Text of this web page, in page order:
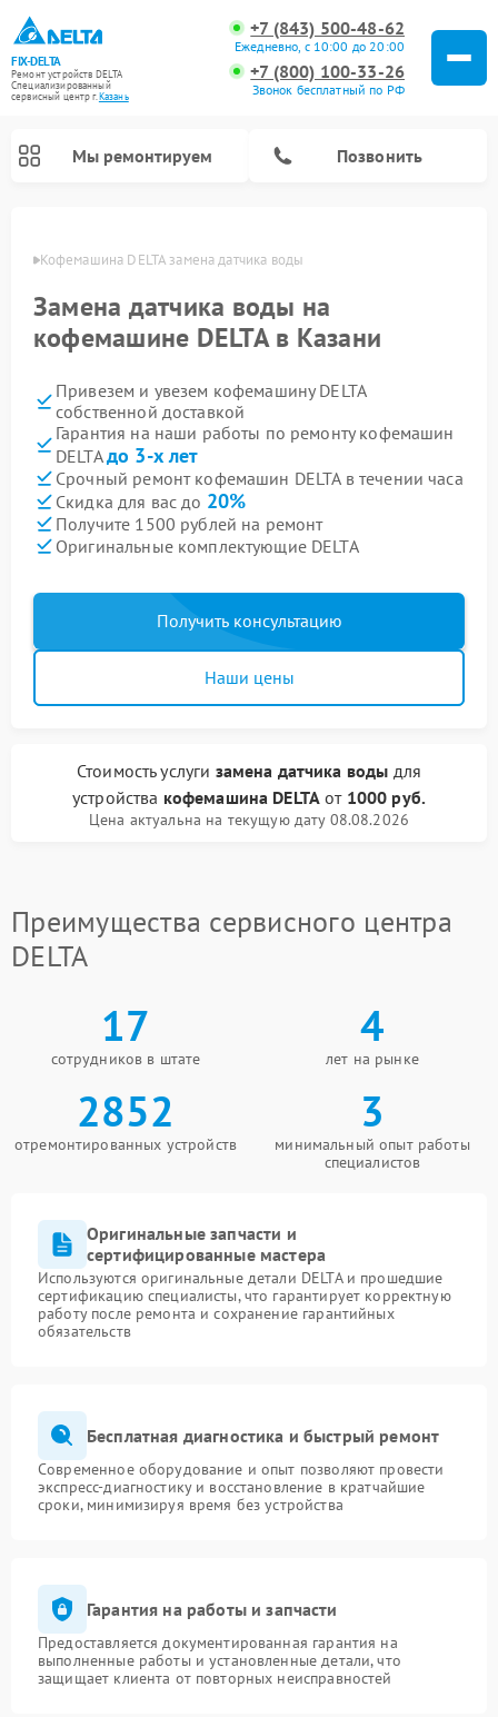
FIX-DELTA
Ремонт устройств DELTA
Специализированный
cервисный центр г.Казань
+7 (843) 500-48-62
Ежедневно, с 10:00 до 20:00
+7 (800) 100-33-26
Звонок бесплатный по РФ
Мы ремонтируем Позвонить
Кофемашина DELTA замена датчика воды
Замена датчика воды на
кофемашине DELTA в Казани
Привезем и увезем кофемашину DELTA
собственной доставкой
Гарантия на наши работы по ремонту кофемашин
DELTAдо 3-х лет
Срочный ремонт кофемашин DELTA в течении часа
Скидка для вас до 20%
Получите 1500 рублей на ремонт
Оригинальные комплектующие DELTA
Получить консультацию
Наши цены
Стоимость услуги замена датчика воды для
устройства кофемашина DELTA от 1000 руб.
Цена актуальна на текущую дату 08.08.2026
Преимущества сервисного центра
DELTA
17
сотрудников в штате
4
лет на рынке
2852
отремонтированных устройств
3
минимальный опыт работы
специалистов
Оригинальные запчасти и
сертифицированные мастера
Используются оригинальные детали DELTA и прошедшие
сертификацию специалисты, что гарантирует корректную
работу после ремонта и сохранение гарантийных
обязательств
Бесплатная диагностика и быстрый ремонт
Современное оборудование и опыт позволяют провести
экспресс-диагностику и восстановление в кратчайшие
сроки, минимизируя время без устройства
Гарантия на работы и запчасти
Предоставляется документированная гарантия на
выполненные работы и установленные детали, что
защищает клиента от повторных неисправностей